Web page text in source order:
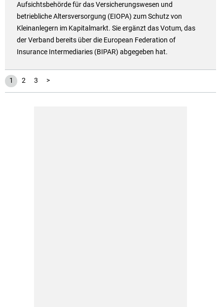
Aufsichtsbehörde für das Versicherungswesen und
betriebliche Altersversorgung (EIOPA) zum Schutz von
Kleinanlegern im Kapitalmarkt. Sie ergänzt das Votum, das
der Verband bereits über die European Federation of
Insurance Intermediaries (BIPAR) abgegeben hat.
1 2 3 >